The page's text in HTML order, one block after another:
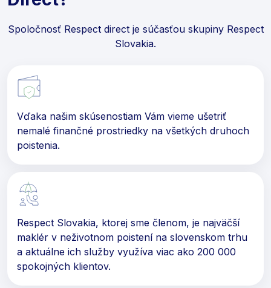
Spoločnosť Respect direct je súčasťou skupiny Respect
Slovakia.
Vďaka našim skúsenostiam Vám vieme ušetriť
nemalé finančné prostriedky na všetkých druhoch
poistenia.
Respect Slovakia, ktorej sme členom, je najväčší
maklér v neživotnom poistení na slovenskom trhu
a aktuálne ich služby využíva viac ako 200 000
spokojných klientov.